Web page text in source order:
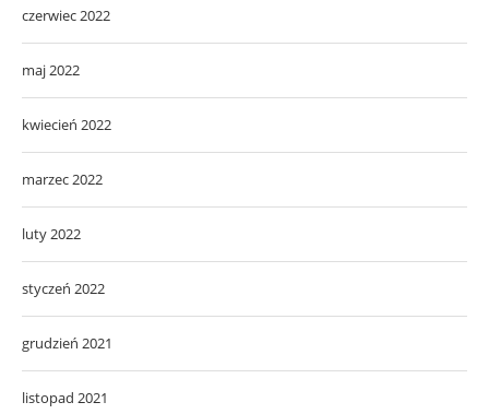
czerwiec 2022
maj 2022
kwiecień 2022
marzec 2022
luty 2022
styczeń 2022
grudzień 2021
listopad 2021